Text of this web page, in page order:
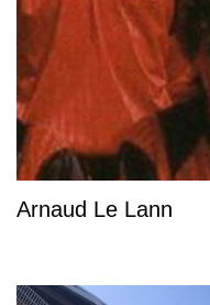
Arnaud Le Lann